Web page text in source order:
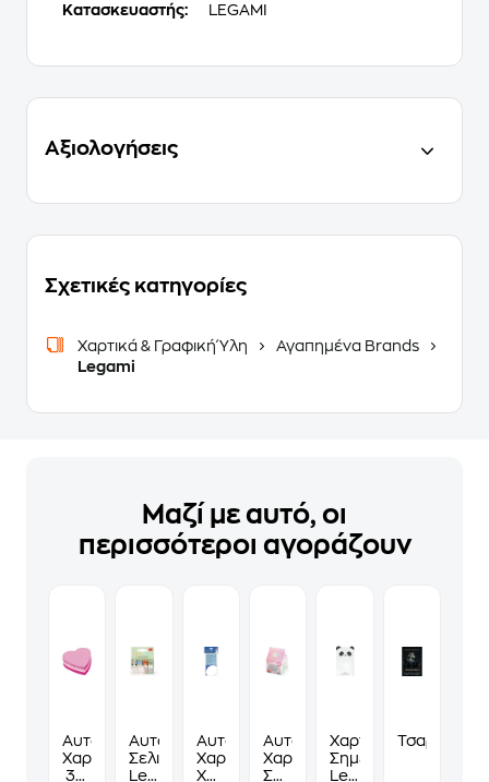
Κατασκευαστής: LEGAMI
Αξιολογήσεις
Σχετικές κατηγορίες
Χαρτικά & Γραφική Ύλη
Αγαπημένα Brands
Legami
Μαζί με αυτό, οι
περισσότεροι αγοράζουν
Αυτοκόλλητα
Χαρτάκια
3M
Αυτοκόλλητοι
Σελιδοδείκτες
Legami
Αυτοκόλλητα
Χαρτάκια
Χάρτινη
Αυτοκόλλητα
Χαρτάκια
Σημειώσεων
Χαρτάκια
Σημειώσεων
Legami